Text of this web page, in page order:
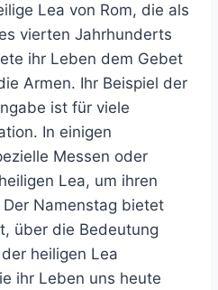
Lea von Rom, die als
vierten Jahrhunderts
ihr Leben dem Gebet
Armen. Ihr Beispiel der
ist für viele
In einigen
Messen oder
Lea, um ihren
Namenstag bietet
über die Bedeutung
heiligen Lea
ihr Leben uns heute